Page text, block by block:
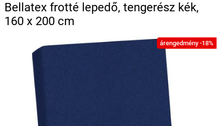
Bellatex frotté lepedő, tengerész kék,
160 x 200 cm
árengedmény -18%